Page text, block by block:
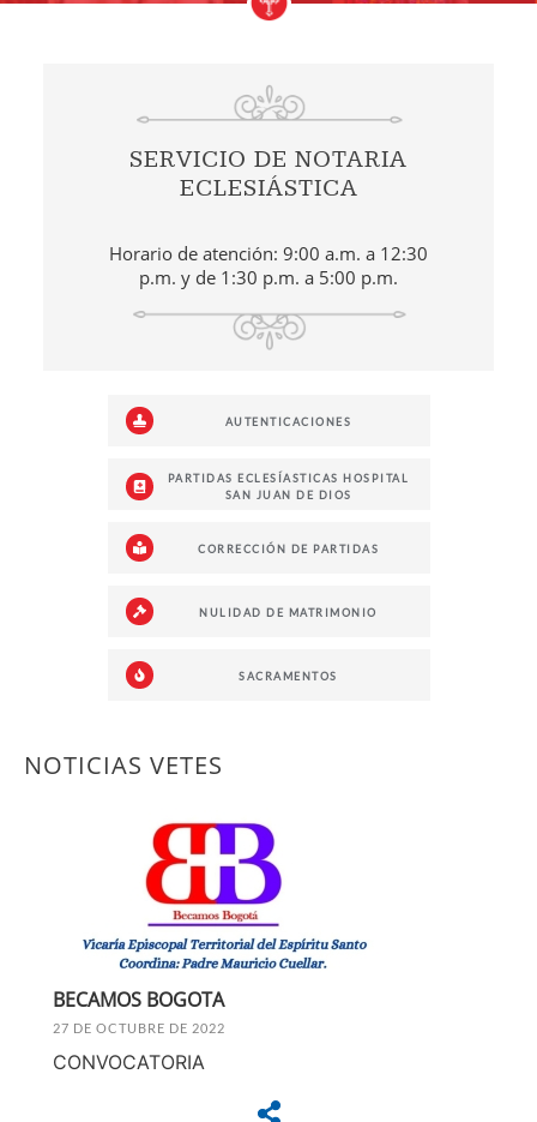
SERVICIO DE NOTARIA
ECLESIÁSTICA
Horario de atención: 9:00 a.m. a 12:30
p.m. y de 1:30 p.m. a 5:00 p.m.
AUTENTICACIONES
PARTIDAS ECLESÍASTICAS HOSPITAL
SAN JUAN DE DIOS
CORRECCIÓN DE PARTIDAS
NULIDAD DE MATRIMONIO
SACRAMENTOS
NOTICIAS VETES
BECAMOS BOGOTA
27 DE OCTUBRE DE 2022
CONVOCATORIA